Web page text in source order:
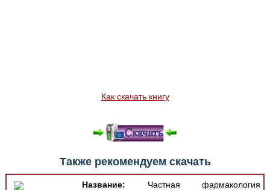
Как скачать книгу
Также рекомендуем скачать
Название: Частная фармакология